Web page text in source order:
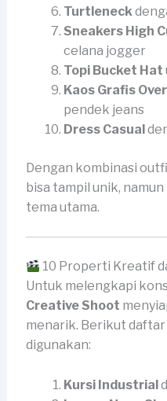
Turtleneck
Sneakers High
celana jogger
Topi Bucket Hat
Kaos Grafis
pendek jeans
Dress Casual
Dengan kombinasi
bisa tampil unik,
tema utama.
10 Properti Kreatif
Untuk melengkapi
Creative Shoot
menarik. Berikut
digunakan:
Kursi Industrial